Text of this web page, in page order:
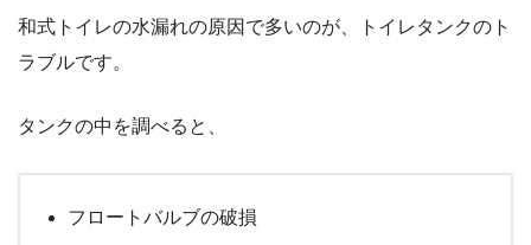
和式トイレの水漏れの原因で多いのが、トイレタンクのト
ラブルです。
タンクの中を調べると、
フロートバルブの破損